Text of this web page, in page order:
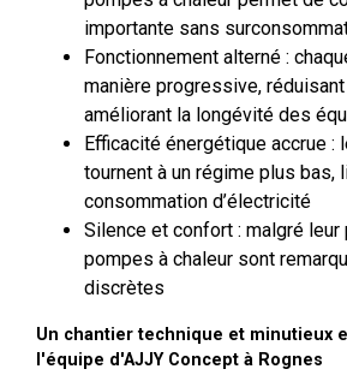
importante sans
Fonctionnement alterné :
manière progressive, réduisant
améliorant la longévité des
Efficacité énergétique accrue :
tournent à un régime plus bas,
consommation d’électricité
Silence et confort : malgré leur
pompes à chaleur sont
discrètes
Un chantier technique et minutieux
l'équipe d'AJJY Concept à Rognes